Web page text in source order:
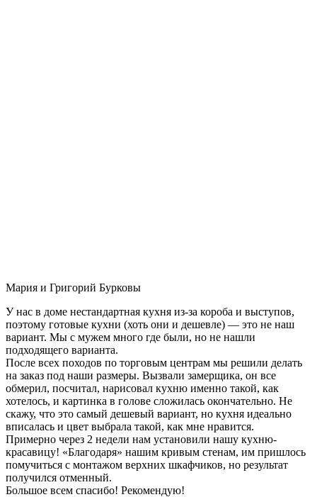
Мария и Григорий Бурковы
У нас в доме нестандартная кухня из-за короба и выступов,
поэтому готовые кухни (хоть они и дешевле) — это не наш
вариант. Мы с мужем много где были, но не нашли
подходящего варианта.
После всех походов по торговым центрам мы решили делать
на заказ под наши размеры. Вызвали замерщика, он все
обмерил, посчитал, нарисовал кухню именно такой, как
хотелось, и картинка в голове сложилась окончательно. Не
скажу, что это самый дешевый вариант, но кухня идеально
вписалась и цвет выбрала такой, как мне нравится.
Примерно через 2 недели нам установили нашу кухню-
красавицу! «Благодаря» нашим кривым стенам, им пришлось
помучиться с монтажом верхних шкафчиков, но результат
получился отменный.
Большое всем спасибо! Рекомендую!